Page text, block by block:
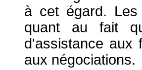
à cet égard. Les
quant au fait
d'assistance aux
aux négociations.